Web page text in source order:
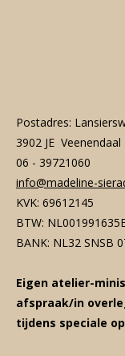
Postadres:
3902 JE Veenendaal
06 - 39721060
info@madeline-
KVK: 69612145
BTW:
BANK: NL32 SNSB
Eigen atelier-
afspraak/in
tijdens speciale